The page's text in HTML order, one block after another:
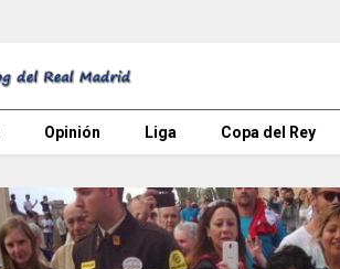
Opinión Liga Copa del Rey